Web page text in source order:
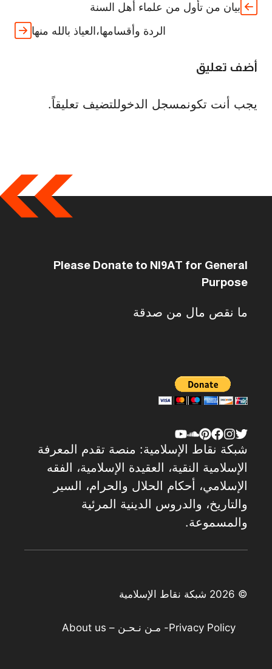
بيان من تأول من علماء أهل السنة
الردة وأقسامها،العياذ بالله منها
أضف تعليق
يجب أنت تكونمسجل الدخوللتضيف تعليقاً.
Please Donate to NI9AT for General
Purpose
ما نقص مال من صدقة
شبكة نقاط الإسلامية: منصة تقدم المعرفة
الإسلامية النقية، العقيدة الإسلامية، الفقه
الإسلامي، أحكام الحلال والحرام، السير
والتاريخ، والدروس الدينية المرئية
والمسموعة.
© 2026 شبكة نقاط الإسلامية
Privacy Policy- مـن نـحـن – About us